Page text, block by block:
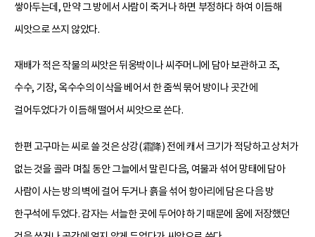
쌓아두는데, 만약 그 방에서 사람이 죽거나 하면 부정하다 하여 이듬해
씨앗으로 쓰지 않았다.
재배가 적은 작물의 씨앗은 뒤웅박이나 씨주머니에 담아 보관하고 조,
수수, 기장, 옥수수의 이삭을 베어서 한 줌씩 묶어 방이나 곳간에
걸어두었다가 이듬해 떨어서 씨앗으로 쓴다.
한편 고구마는 씨로 쓸 것은 상강(霜降) 전에 캐서 크기가 적당하고 상처가
없는 것을 골라 며칠 동안 그늘에서 말린 다음, 여물과 섞어 망태에 담아
사람이 사는 방의 벽에 걸어 두거나 흙을 섞어 항아리에 담은 다음 방
한구석에 두었다. 감자는 서늘한 곳에 두어야 하기 때문에 움에 저장했던